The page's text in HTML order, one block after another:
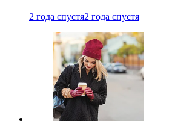
2 года спустя2 года спустя